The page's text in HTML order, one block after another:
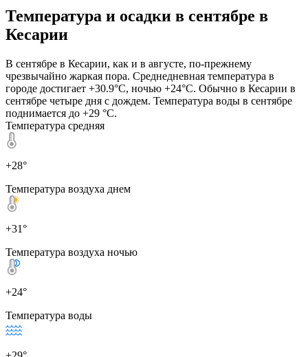
Температура и осадки в сентябре в
Кесарии
В сентябре в Кесарии, как и в августе, по-прежнему
чрезвычайно жаркая пора. Среднедневная температура в
городе достигает +30.9°C, ночью +24°C. Обычно в Кесарии в
сентябре четыре дня с дождем. Температура воды в сентябре
поднимается до +29 °C.
Температура средняя
+28°
Температура воздуха днем
+31°
Температура воздуха ночью
+24°
Температура воды